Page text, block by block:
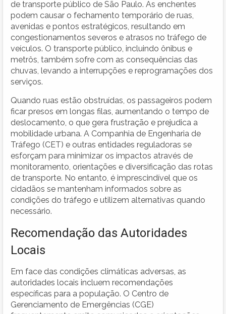
de transporte público de São Paulo. As enchentes
podem causar o fechamento temporário de ruas,
avenidas e pontos estratégicos, resultando em
congestionamentos severos e atrasos no tráfego de
veículos. O transporte público, incluindo ônibus e
metrôs, também sofre com as consequências das
chuvas, levando a interrupções e reprogramações dos
serviços.
Quando ruas estão obstruídas, os passageiros podem
ficar presos em longas filas, aumentando o tempo de
deslocamento, o que gera frustração e prejudica a
mobilidade urbana. A Companhia de Engenharia de
Tráfego (CET) e outras entidades reguladoras se
esforçam para minimizar os impactos através de
monitoramento, orientações e diversificação das rotas
de transporte. No entanto, é imprescindível que os
cidadãos se mantenham informados sobre as
condições do tráfego e utilizem alternativas quando
necessário.
Recomendação das Autoridades
Locais
Em face das condições climáticas adversas, as
autoridades locais incluem recomendações
específicas para a população. O Centro de
Gerenciamento de Emergências (CGE)